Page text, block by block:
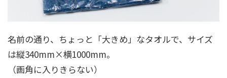
名前の通り、ちょっと「大きめ」なタオルで、サイズ
は縦340mm×横1000mm。
（画角に入りきらない）